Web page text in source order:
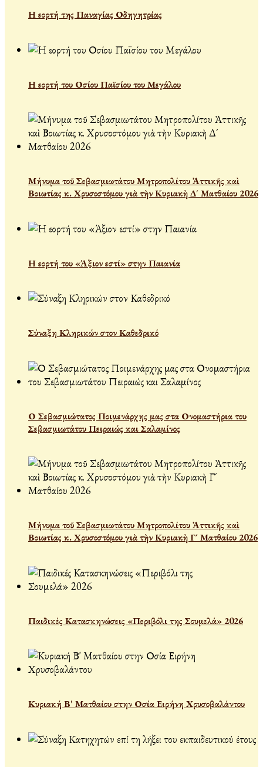
Η εορτή της Παναγίας Οδηγητρίας
Η εορτή του Οσίου Παϊσίου του Μεγάλου
Μήνυμα τοῦ Σεβασμιωτάτου Μητροπολίτου Ἀττικῆς καὶ
Βοιωτίας κ. Χρυσοστόμου γιὰ τὴν Κυριακὴ Δ´ Ματθαίου 2026
Η εορτή του «Άξιον εστί» στην Παιανία
Σύναξη Κληρικών στον Καθεδρικό
Ο Σεβασμιώτατος Ποιμενάρχης μας στα Ονομαστήρια του
Σεβασμιωτάτου Πειραιώς και Σαλαμίνος
Μήνυμα τοῦ Σεβασμιωτάτου Μητροπολίτου Ἀττικῆς καὶ
Βοιωτίας κ. Χρυσοστόμου γιὰ τὴν Κυριακὴ Γ´ Ματθαίου 2026
Παιδικές Κατασκηνώσεις «Περιβόλι της Σουμελά» 2026
Κυριακή Β' Ματθαίου στην Οσία Ειρήνη Χρυσοβαλάντου